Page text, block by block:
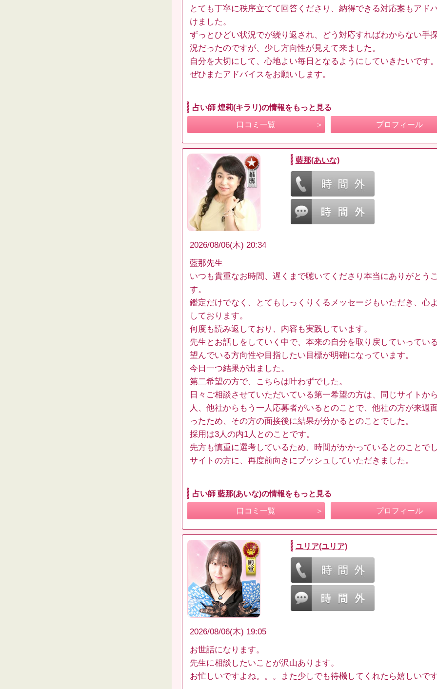
とても丁寧に秩序立てて回答くださり、納得できる対応案もアド
けました。
ずっとひどい状況でが繰り返され、どう対応すればわからない手
況だったのですが、少し方向性が見えて来ました。
自分を大切にして、心地よい毎日となるようにしていきたいです
ぜひまたアドバイスをお願いします。
占い師 煌莉(キラリ)の情報をもっと見る
口コミ一覧 プロフィール
藍那(あいな)
2026/08/06(木) 20:34
藍那先生
いつも貴重なお時間、遅くまで聴いてくださり本当にありがとう
す。
鑑定だけでなく、とてもしっくりくるメッセージもいただき、心
しております。
何度も読み返しており、内容も実践しています。
先生とお話しをしていく中で、本来の自分を取り戻していってい
望んでいる方向性や目指したい目標が明確になっています。
今日一つ結果が出ました。
第二希望の方で、こちらは叶わずでした。
日々ご相談させていただいている第一希望の方は、同じサイトか
人、他社からもう一人応募者がいるとのことで、他社の方が来週
ったため、その方の面接後に結果が分かるとのことでした。
採用は3人の内1人とのことです。
先方も慎重に選考しているため、時間がかかっているとのことで
サイトの方に、再度前向きにプッシュしていただきました。
占い師 藍那(あいな)の情報をもっと見る
口コミ一覧 プロフィール
ユリア(ユリア)
2026/08/06(木) 19:05
お世話になります。
先生に相談したいことが沢山あります。
お忙しいですよね。。。また少しでも待機してくれたら嬉しいで